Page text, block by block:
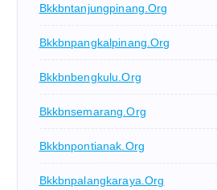
Bkkbntanjungpinang.org
Bkkbnpangkalpinang.org
Bkkbnbengkulu.org
Bkkbnsemarang.org
Bkkbnpontianak.org
Bkkbnpalangkaraya.org